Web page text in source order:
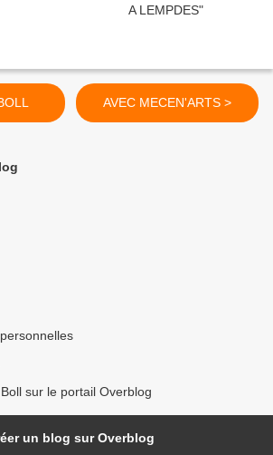
AVEC MECEN'ARTS >
sur le portail Overblog
un blog sur Overblog